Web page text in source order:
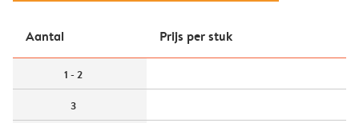
Aantal Prijs per stuk
1 - 2
3